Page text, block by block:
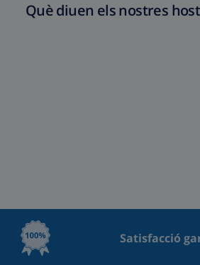
Què diuen els nostres
Satisfacció